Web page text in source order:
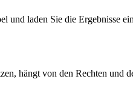
und laden Sie die Ergebnisse
hängt von den Rechten und